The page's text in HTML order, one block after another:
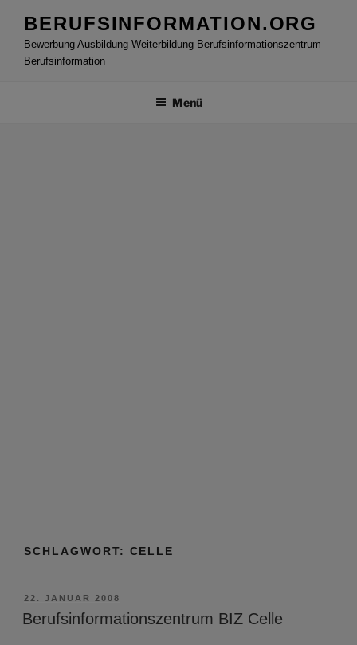
Inhalt
springen
BERUFSINFORMATION.ORG
Bewerbung Ausbildung Weiterbildung Berufsinformationszentrum
Berufsinformation
Menü
SCHLAGWORT: CELLE
VERÖFFENTLICHT
AM
22. JANUAR 2008
Berufsinformationszentrum BIZ Celle